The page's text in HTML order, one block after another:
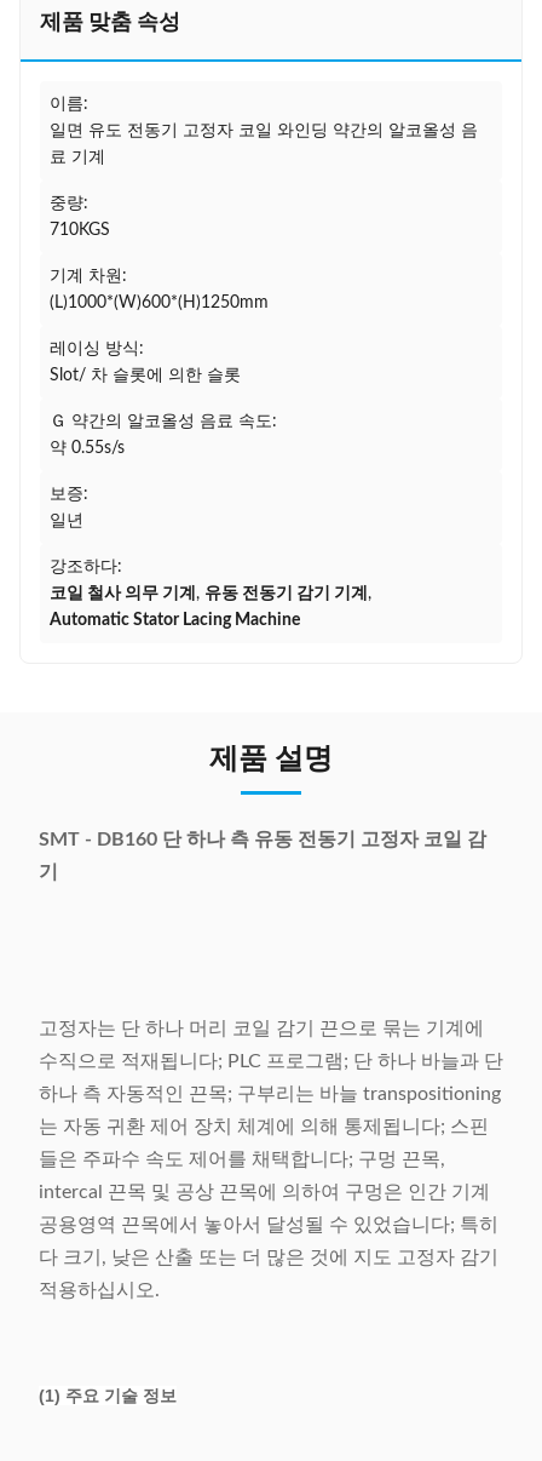
제품 맞춤 속성
이름:
일면 유도 전동기 고정자 코일 와인딩 약간의 알코올성 음
료 기계
중량:
710KGS
기계 차원:
(L)1000*(W)600*(H)1250mm
레이싱 방식:
Slot/ 차 슬롯에 의한 슬롯
Ｇ 약간의 알코올성 음료 속도:
약 0.55s/s
보증:
일년
강조하다:
코일 철사 의무 기계 , 유동 전동기 감기 기계 ,
Automatic Stator Lacing Machine
제품 설명
SMT - DB160 단 하나 측 유동 전동기 고정자 코일 감
기
고정자는 단 하나 머리 코일 감기 끈으로 묶는 기계에
수직으로 적재됩니다; PLC 프로그램; 단 하나 바늘과 단
하나 측 자동적인 끈목; 구부리는 바늘 transpositioning
는 자동 귀환 제어 장치 체계에 의해 통제됩니다; 스핀
들은 주파수 속도 제어를 채택합니다; 구멍 끈목,
intercal 끈목 및 공상 끈목에 의하여 구멍은 인간 기계
공용영역 끈목에서 놓아서 달성될 수 있었습니다; 특히
다 크기, 낮은 산출 또는 더 많은 것에 지도 고정자 감기
적용하십시오.
(1) 주요 기술 정보